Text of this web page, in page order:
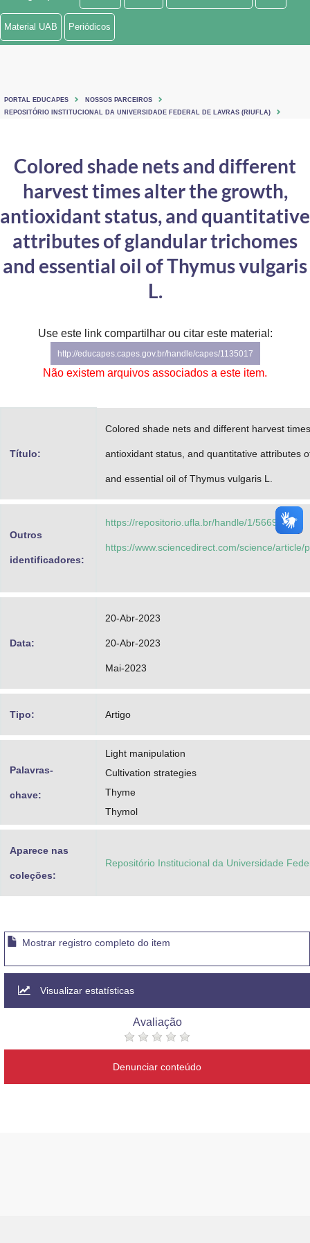
Ministério de Minas e Energia
Ministério do Turismo
Controladoria-Geral da União
Secretaria-Geral
Secretaria de Governo
Banco Central do Brasil
Material UAB Periódicos
PORTAL EDUCAPES
NOSSOS PARCEIROS
REPOSITÓRIO INSTITUCIONAL DA UNIVERSIDADE FEDERAL DE LAVRAS (RIUFLA)
Colored shade nets and different
harvest times alter the growth,
antioxidant status, and quantitative
attributes of glandular trichomes
and essential oil of Thymus vulgaris
L.
Use este link compartilhar ou citar este material:
http://educapes.capes.gov.br/handle/capes/1135017
Não existem arquivos associados a este item.
Título:
Colored shade nets and different harvest
antioxidant status, and quantitative attributes
and essential oil of Thymus vulgaris L.
Outros
identificadores:
https://repositorio.ufla.br/handle/1/56692
https://www.sciencedirect.com/science/article/
Data:
20-Abr-2023
20-Abr-2023
Mai-2023
Tipo: Artigo
Palavras-
chave:
Light manipulation
Cultivation strategies
Thyme
Thymol
Aparece nas
coleções:
Repositório Institucional da Universidade
Mostrar registro completo do item
Visualizar estatísticas
Avaliação
Denunciar conteúdo